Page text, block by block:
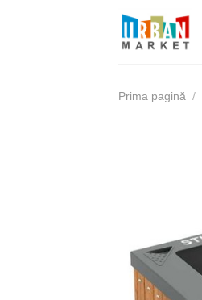
Prima pagină /